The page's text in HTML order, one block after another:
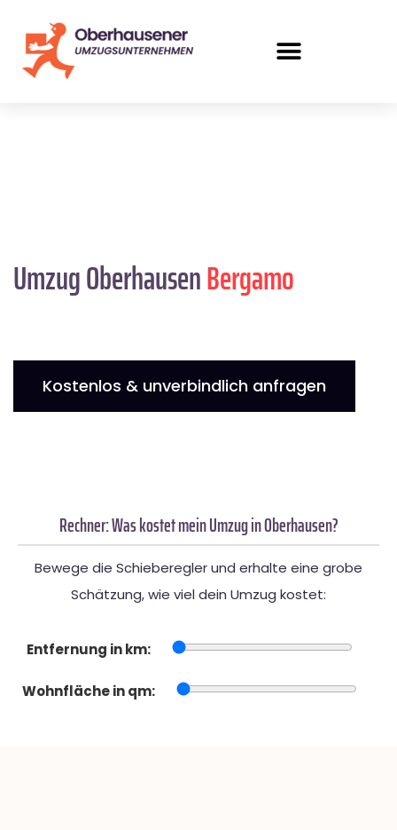
Umzug OberhausenBergamo
Kostenlos & unverbindlich anfragen
Rechner: Was kostet mein Umzug in Oberhausen?
Bewege die Schieberegler und erhalte eine grobe
Schätzung, wie viel dein Umzug kostet:
Entfernung in km:
Wohnfläche in qm: